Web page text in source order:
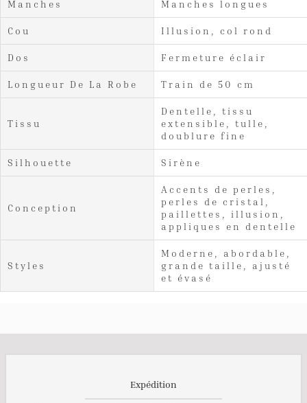
Manches Manches longues
Cou Illusion, col rond
Dos Fermeture éclair
Longueur De La Robe Train de 50 cm
Tissu
Dentelle, tissu
extensible, tulle,
doublure fine
Silhouette Sirène
Conception
Accents de perles,
perles de cristal,
paillettes, illusion,
appliques en dentelle
Styles
Moderne, abordable,
grande taille, ajusté
et évasé
Expédition